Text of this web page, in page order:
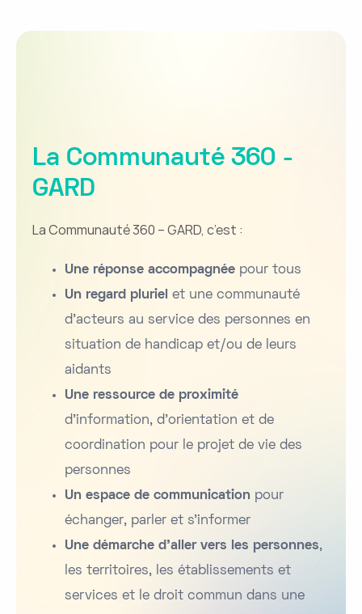
La Communauté 360 -
GARD
La Communauté 360 – GARD, c’est :
Une réponse accompagnée pour tous
Un regard pluriel et une communauté
d’acteurs au service des personnes en
situation de handicap et/ou de leurs
aidants
Une ressource de proximité
d’information, d’orientation et de
coordination pour le projet de vie des
personnes
Un espace de communication pour
échanger, parler et s’informer
Une démarche d’aller vers les personnes,
les territoires, les établissements et
services et le droit commun dans une